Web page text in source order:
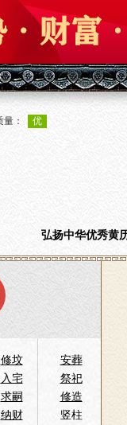
弘扬中华优秀黄
修坟
安葬
入宅
祭祀
求嗣
修造
纳财
竖柱